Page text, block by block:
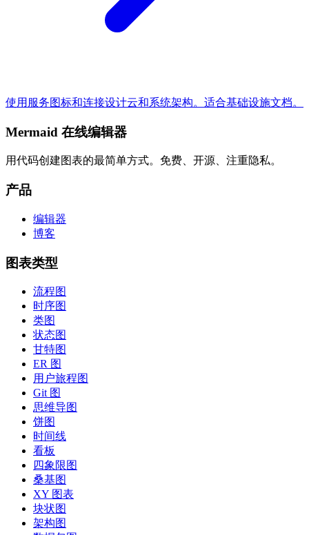
使用服务图标和连接设计云和系统架构。适合基础设施文档。
Mermaid 在线编辑器
用代码创建图表的最简单方式。免费、开源、注重隐私。
产品
编辑器
博客
图表类型
流程图
时序图
类图
状态图
甘特图
ER 图
用户旅程图
Git 图
思维导图
饼图
时间线
看板
四象限图
桑基图
XY 图表
块状图
架构图